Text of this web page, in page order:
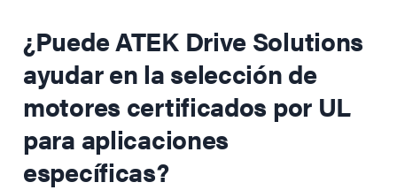
¿Puede ATEK Drive Solutions
ayudar en la selección de
motores certificados por UL
para aplicaciones
específicas?